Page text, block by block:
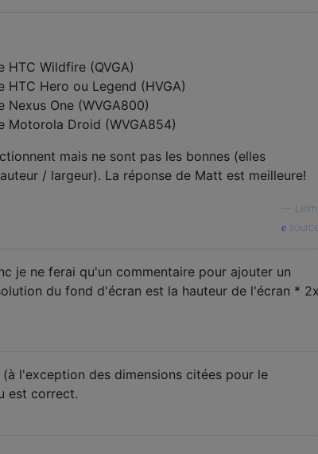
Wildfire (QVGA)
Hero ou Legend (HVGA)
One (WVGA800)
Motorola Droid (WVGA854)
mais ne sont pas les bonnes (elles
/ largeur). La réponse de Matt est meilleure!
Leimi
je ne ferai qu'un commentaire pour ajouter un
du fond d'écran est la hauteur de l'écran * 2x
l'exception des dimensions citées pour le
est correct.